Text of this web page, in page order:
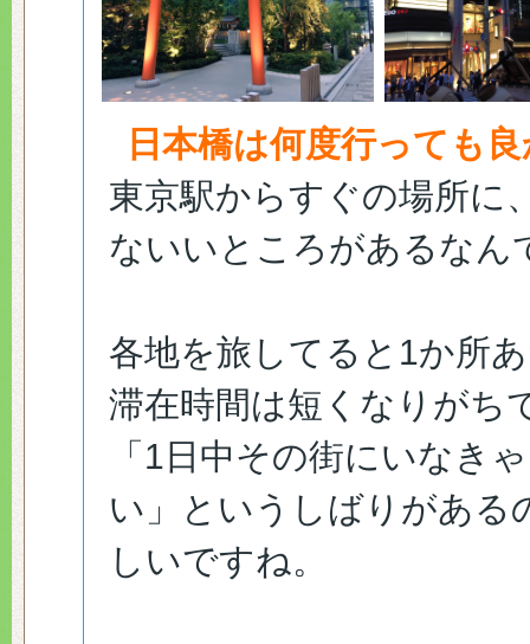
日本橋は何度行っても
東京駅からすぐの場所に
ないいところがあるなん
各地を旅してると1か所
滞在時間は短くなりがち
「1日中その街にいなき
い」というしばりがある
しいですね。